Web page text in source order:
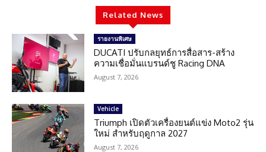
Related News
รายงานพิเศษ
DUCATI ปรับกลยุทธ์การสื่อสาร-สร้าง
ความเชื่อมั่นแบรนด์ชู Racing DNA
August 7, 2026
Vehicle
Triumph เปิดตัวเครื่องยนต์แข่ง Moto2 รุ่น
ใหม่ สำหรับฤดูกาล 2027
August 7, 2026